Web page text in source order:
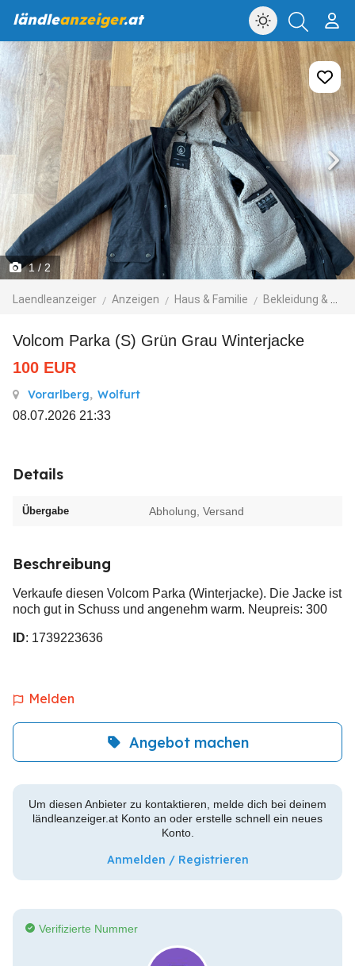
ländleanzeiger.at
1/ 2
Laendleanzeiger Anzeigen Haus & Familie Bekleidung & Accessoires
Volcom Parka (S) Grün Grau Winterjacke
100 EUR
Vorarlberg, Wolfurt
08.07.2026 21:33
Details
Übergabe Abholung, Versand
Beschreibung
Verkaufe diesen Volcom Parka (Winterjacke). Die Jacke ist
noch gut in Schuss und angenehm warm. Neupreis: 300
ID: 1739223636
Melden
Angebot machen
Um diesen Anbieter zu kontaktieren, melde dich bei deinem
ländleanzeiger.at Konto an oder erstelle schnell ein neues
Konto.
Anmelden / Registrieren
Verifizierte Nummer